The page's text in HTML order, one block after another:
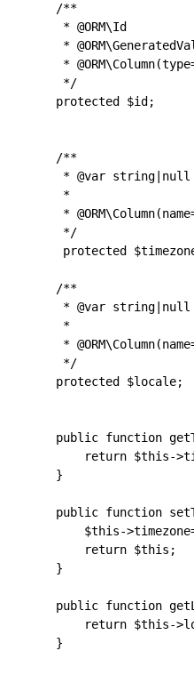
    /**
     * @ORM\Id
*
*
     */
    protected $id;
    /**
     * @var string|null
     *
*
     */
protected
    /**
     * @var string|null
     *
*
     */
    protected $locale;
public function
return $this-
    }
public function
$this-
        return $this;
    }
public function
return $this-
    }